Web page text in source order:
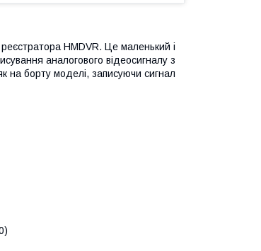
HMDVR. Це маленький і
аналогового відеосигналу з
на борту моделі, записуючи сигнал